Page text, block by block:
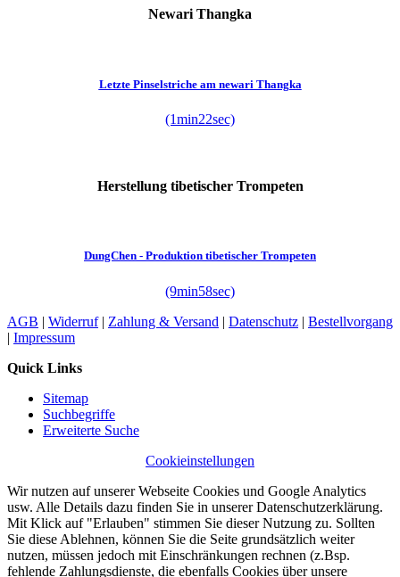
Newari Thangka
Letzte Pinselstriche am newari Thangka
(1min22sec)
Herstellung tibetischer Trompeten
DungChen - Produktion tibetischer Trompeten
(9min58sec)
AGB | Widerruf| Zahlung & Versand | Datenschutz | Bestellvorgang
| Impressum
Quick Links
Sitemap
Suchbegriffe
Erweiterte Suche
Cookieinstellungen
Wir nutzen auf unserer Webseite Cookies und Google Analytics
usw. Alle Details dazu finden Sie in unserer Datenschutzerklärung.
Mit Klick auf "Erlauben" stimmen Sie dieser Nutzung zu. Sollten
Sie diese Ablehnen, können Sie die Seite grundsätzlich weiter
nutzen, müssen jedoch mit Einschränkungen rechnen (z.Bsp.
fehlende Zahlungsdienste, die ebenfalls Cookies über unsere